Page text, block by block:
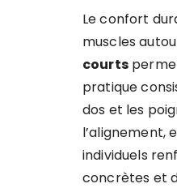
Le confort
muscles
courts
pratique
dos et les
l’alignement,
individuels
concrètes et